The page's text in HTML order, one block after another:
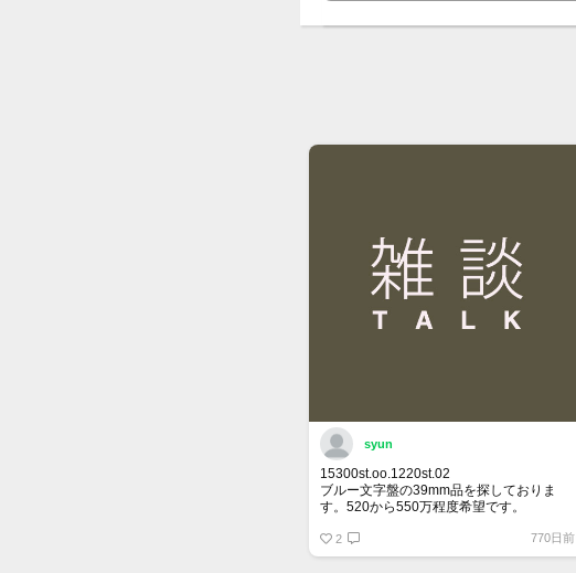
syun
15300st.oo.1220st.02
ブルー文字盤の39mm品を探しておりま
す。520から550万程度希望です。
2 770日前